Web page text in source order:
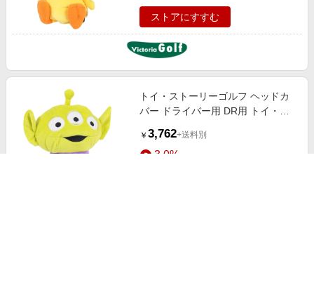
ストアにすすむ
トイ・ストーリーゴルフ ヘッドカ
バー ドライバー用 DR用 トイ・ス
￥ 3,762+送料別
3.0%